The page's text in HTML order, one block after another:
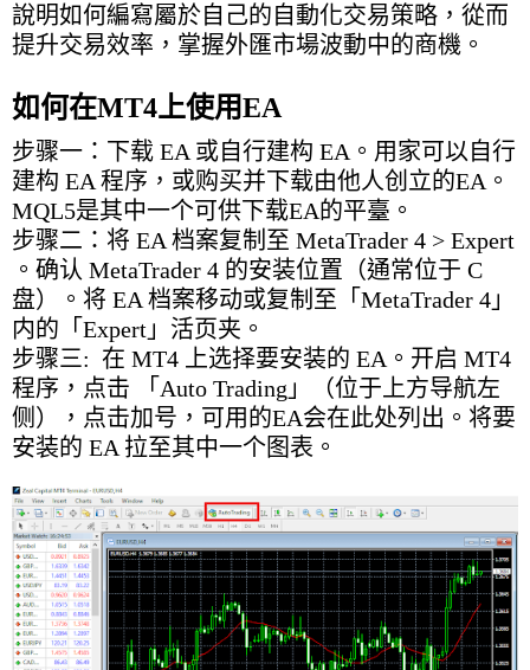
說明如何編寫屬於自己的自動化交易策略，從而
提升交易效率，掌握外匯市場波動中的商機。
如何在MT4上使用EA
步骤一：下载 EA 或自行建构 EA。用家可以自行
建构 EA 程序，或购买并下载由他人创立的EA。
MQL5是其中一个可供下载EA的平臺。
步骤二：将 EA 档案复制至 MetaTrader 4 > Expert
。确认 MetaTrader 4 的安装位置（通常位于 C
盘）。将 EA 档案移动或复制至「MetaTrader 4」
内的「Expert」活页夹。
步骤三: 在 MT4 上选择要安装的 EA。开启 MT4
程序，点击 「Auto Trading」（位于上方导航左
侧），点击加号，可用的EA会在此处列出。将要
安装的 EA 拉至其中一个图表。